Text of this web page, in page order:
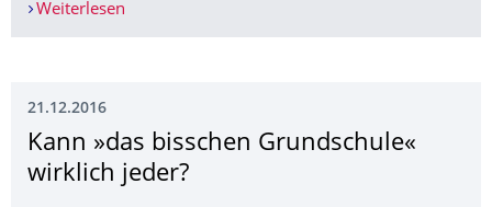
Weiterlesen
21.12.2016
Kann »das bisschen Grundschule«
wirklich jeder?